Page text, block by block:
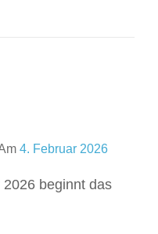
4. Februar 2026
beginnt das